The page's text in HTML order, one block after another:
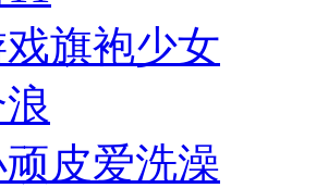
旗袍少女
皮爱洗澡